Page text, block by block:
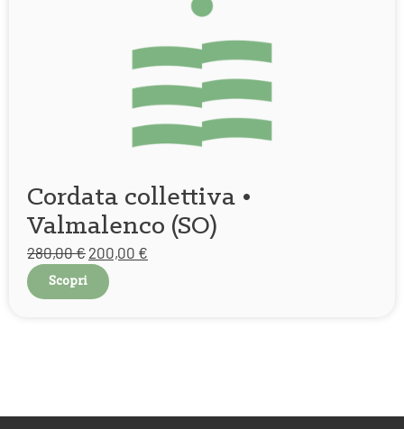
Cordata collettiva •
Valmalenco (SO)
280,00€ 200,00 €
Scopri